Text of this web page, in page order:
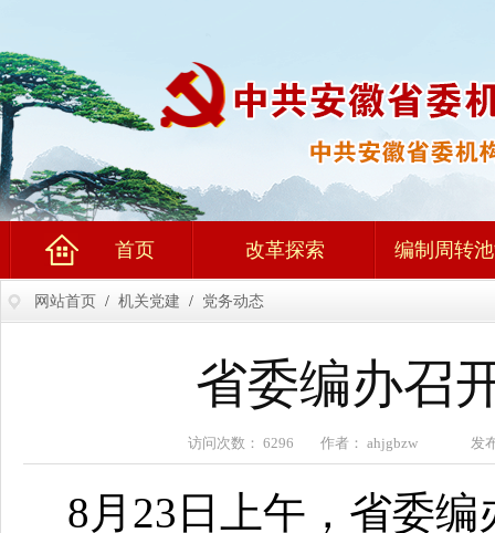
首页 改革探索 编制周转
网站首页 / 机关党建 / 党务动态
省委编办召
访问次数： 6296 作者： ahjgbzw 发布
8月23日上午，省委编